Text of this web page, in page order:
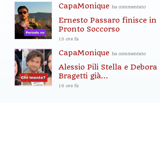
CapaMonique ha commentato
Ernesto Passaro finisce in
Pronto Soccorso
15 ore fa
CapaMonique ha commentato
Alessio Pili Stella e Debora
Bragetti già...
16 ore fa